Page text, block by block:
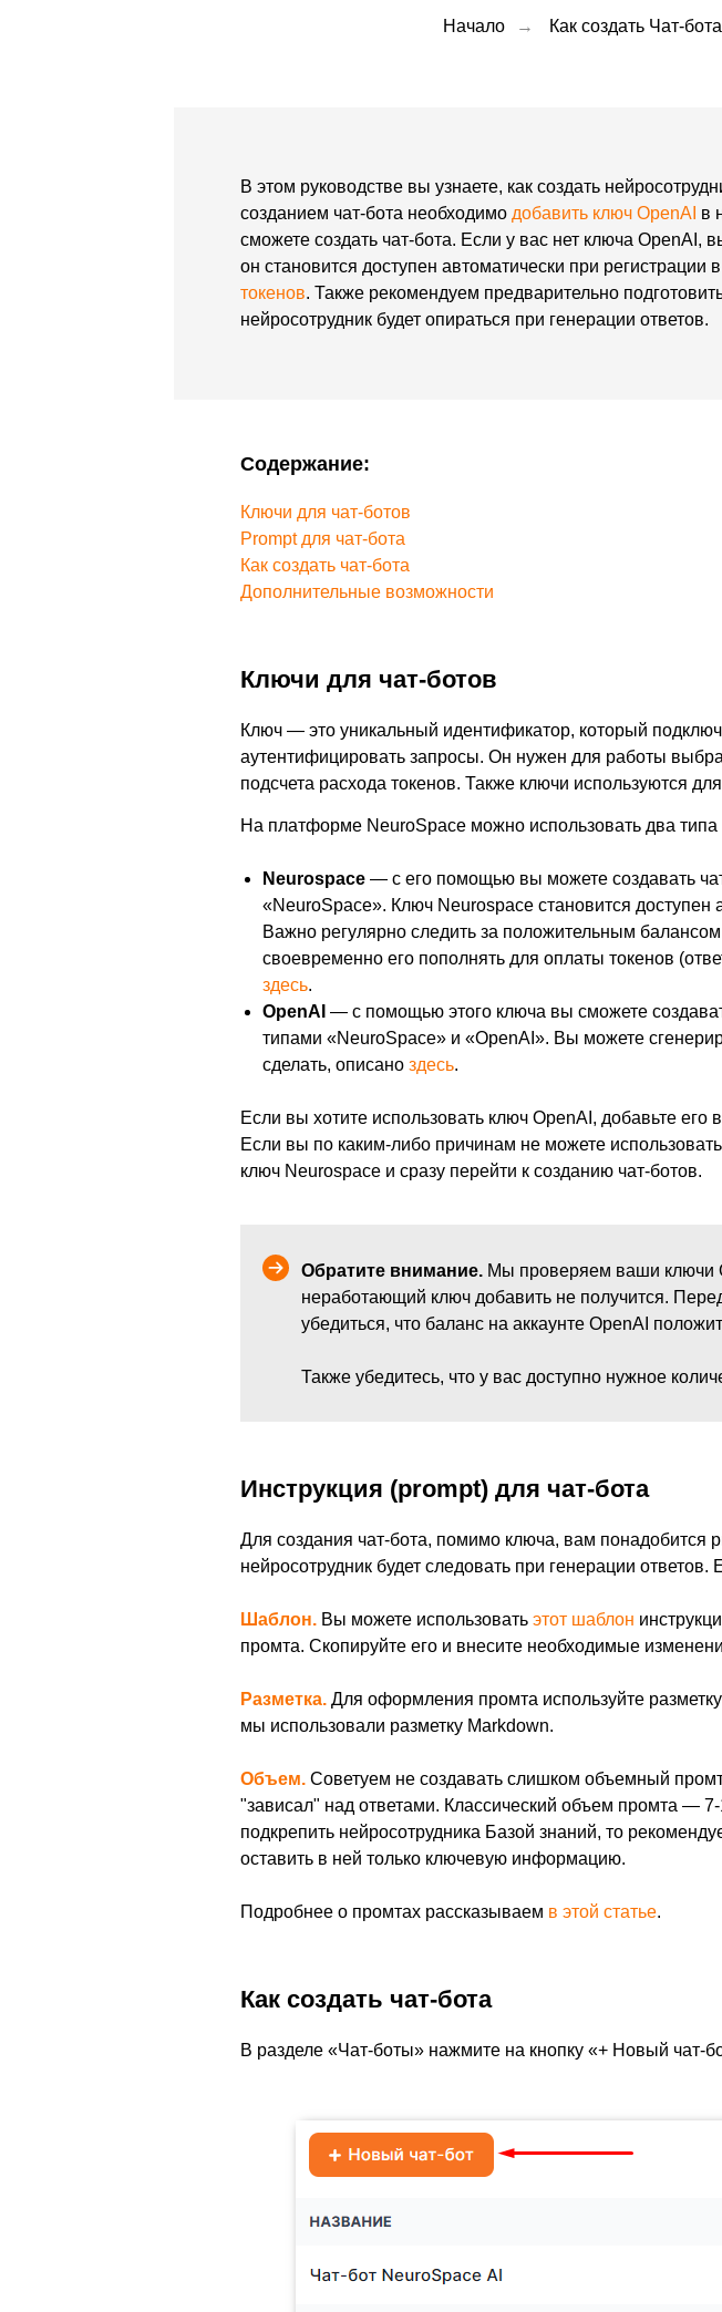
Начало → Как создать Чат-
В этом руководстве вы узнаете, как создать
созданием чат-бота необходимо добавить ключ OpenAI в
сможете создать чат-бота. Если у вас нет ключа
он становится доступен автоматически при регистрации
токенов. Также рекомендуем предварительно
нейросотрудник будет опираться при генерации ответов.
Содержание:
Ключи для чат-ботов
Prompt для чат-бота
Как создать чат-бота
Дополнительные возможности
Ключи для чат-ботов
Ключ — это уникальный идентификатор, который
аутентифицировать запросы. Он нужен для работы
подсчета расхода токенов. Также ключи используются
На платформе NeuroSpace можно использовать два типа
Neurospace — с его помощью вы можете создавать
«NeuroSpace». Ключ Neurospace становится доступен
Важно регулярно следить за положительным
своевременно его пополнять для оплаты токенов
здесь.
OpenAI — с помощью этого ключа вы сможете
типами «NeuroSpace» и «OpenAI». Вы можете
сделать, описано здесь.
Если вы хотите использовать ключ OpenAI, добавьте его
Если вы по каким-либо причинам не можете
ключ Neurospace и сразу перейти к созданию чат-ботов.
Обратите внимание. Мы проверяем ваши ключи
неработающий ключ добавить не получится.
убедиться, что баланс на аккаунте OpenAI
Также убедитесь, что у вас доступно нужное
Инструкция (prompt) для чат-бота
Для создания чат-бота, помимо ключа, вам понадобится
нейросотрудник будет следовать при генерации ответов.
Шаблон. Вы можете использовать этот шаблон
промта. Скопируйте его и внесите необходимые
Разметка. Для оформления промта используйте разметку
мы использовали разметку Markdown.
Объем. Советуем не создавать слишком объемный
"зависал" над ответами. Классический объем промта —
подкрепить нейросотрудника Базой знаний, то
оставить в ней только ключевую информацию.
Подробнее о промтах рассказываем в этой статье.
Как создать чат-бота
В разделе «Чат-боты» нажмите на кнопку «+ Новый чат-